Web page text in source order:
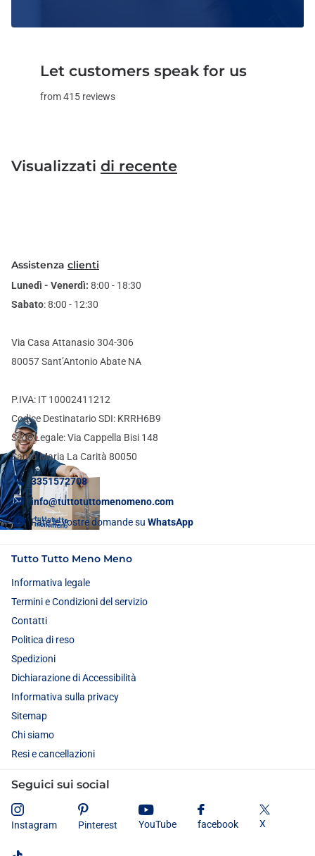
Let customers speak for us
from 415 reviews
Visualizzati di recente
Assistenza clienti
Lunedì - Venerdì: 8:00 - 18:30
Sabato: 8:00 - 12:30
Via Casa Attanasio 304-306
80057 Sant’Antonio Abate NA
P.IVA: IT 10002411212
Codice Destinatario SDI: KRRH6B9
Sede Legale: Via Cappella Bisi 148
Santa Maria La Carità 80050
3351572708
info@tuttotuttomenomeno.com
Fate le vostre domande su WhatsApp
Tutto Tutto Meno Meno
Informativa legale
Termini e Condizioni del servizio
Contatti
Politica di reso
Spedizioni
Dichiarazione di Accessibilità
Informativa sulla privacy
Sitemap
Chi siamo
Resi e cancellazioni
Seguici sui social
Instagram Pinterest YouTube facebook X